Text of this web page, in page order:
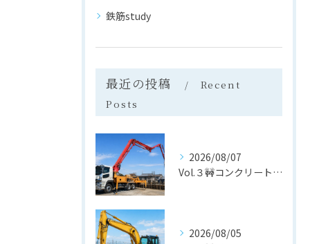
鉄筋study
最近の投稿
Recent
Posts
2026/08/07
Vol.３🚧コンクリートポンプ車
2026/08/05